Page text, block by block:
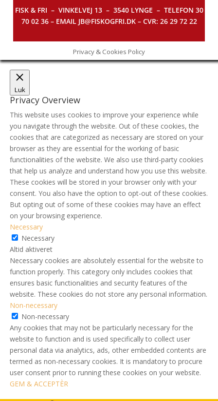
FISK & FRI – VINKELVEJ 13 – 3540 LYNGE – TELEFON 30
70 02 36 – EMAIL JB@FISKOGFRI.DK – CVR: 26 29 72 22
Privacy & Cookies Policy
Luk
Privacy Overview
This website uses cookies to improve your experience while
you navigate through the website. Out of these cookies, the
cookies that are categorized as necessary are stored on your
browser as they are essential for the working of basic
functionalities of the website. We also use third-party cookies
that help us analyze and understand how you use this website.
These cookies will be stored in your browser only with your
consent. You also have the option to opt-out of these cookies.
But opting out of some of these cookies may have an effect
on your browsing experience.
Necessary
Necessary
Altid aktiveret
Necessary cookies are absolutely essential for the website to
function properly. This category only includes cookies that
ensures basic functionalities and security features of the
website. These cookies do not store any personal information.
Non-necessary
Non-necessary
Any cookies that may not be particularly necessary for the
website to function and is used specifically to collect user
personal data via analytics, ads, other embedded contents are
termed as non-necessary cookies. It is mandatory to procure
user consent prior to running these cookies on your website.
GEM & ACCEPTÈR